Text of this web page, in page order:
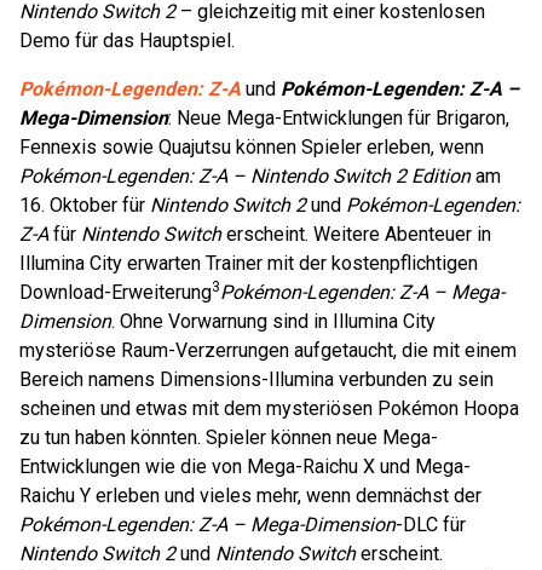
Nintendo Switch 2– gleichzeitig mit einer kostenlosen
Demo für das Hauptspiel.
Pokémon-Legenden: Z-A und Pokémon-Legenden: Z-A –
Mega-Dimension: Neue Mega-Entwicklungen für Brigaron,
Fennexis sowie Quajutsu können Spieler erleben, wenn
Pokémon-Legenden: Z-A – Nintendo Switch 2 Editionam
16. Oktober für Nintendo Switch 2und Pokémon-Legenden:
Z-Afür Nintendo Switcherscheint. Weitere Abenteuer in
Illumina City erwarten Trainer mit der kostenpflichtigen
Download-Erweiterung3Pokémon-Legenden: Z-A – Mega-
Dimension. Ohne Vorwarnung sind in Illumina City
mysteriöse Raum-Verzerrungen aufgetaucht, die mit einem
Bereich namens Dimensions-Illumina verbunden zu sein
scheinen und etwas mit dem mysteriösen Pokémon Hoopa
zu tun haben könnten. Spieler können neue Mega-
Entwicklungen wie die von Mega-Raichu X und Mega-
Raichu Y erleben und vieles mehr, wenn demnächst der
Pokémon-Legenden: Z-A – Mega-Dimension-DLC für
Nintendo Switch 2und Nintendo Switcherscheint.